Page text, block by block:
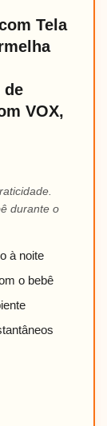
Tela
de
VOX,
durante o
à noite
o bebê